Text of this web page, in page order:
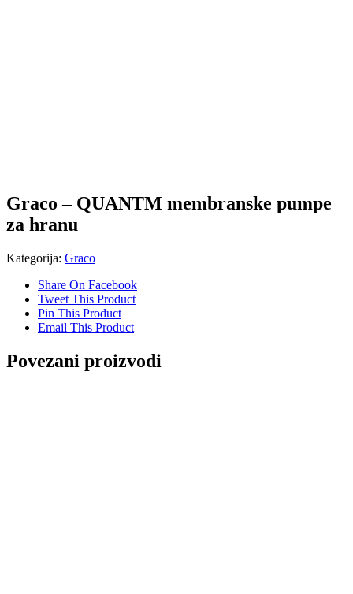
Graco – QUANTM membranske pumpe
za hranu
Kategorija: Graco
Share On Facebook
Tweet This Product
Pin This Product
Email This Product
Povezani proizvodi